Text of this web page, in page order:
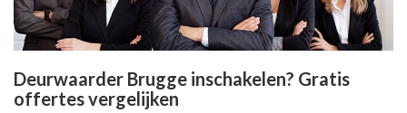
Deurwaarder Brugge inschakelen? Gratis
offertes vergelijken